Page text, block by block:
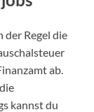
Regel die
ab.
kannst du